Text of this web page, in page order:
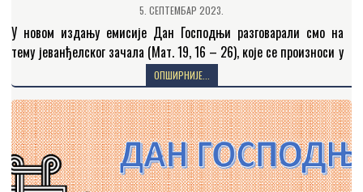
5. СЕПТЕМБАР 2023.
У новом издању емисије Дан Господњи разговарали смо на
тему јеванђелског зачала (Мaт. 19, 16 – 26), које се произноси у
дванаесту недељу по празнику…ОПШИРНИЈЕ...